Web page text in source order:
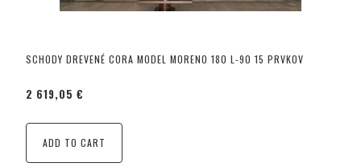
SCHODY DREVENÉ CORA MODEL MORENO 180 L-90 15 PRVKOV
2 619,05 €
ADD TO CART